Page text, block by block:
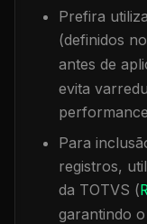
Prefira
(definidos
antes de
evita
Para
registros,
da TOTVS (
garantindo